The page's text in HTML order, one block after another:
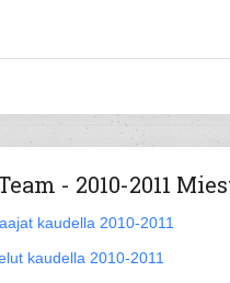
- 2010-2011
kaudella 2010-2011
kaudella 2010-2011